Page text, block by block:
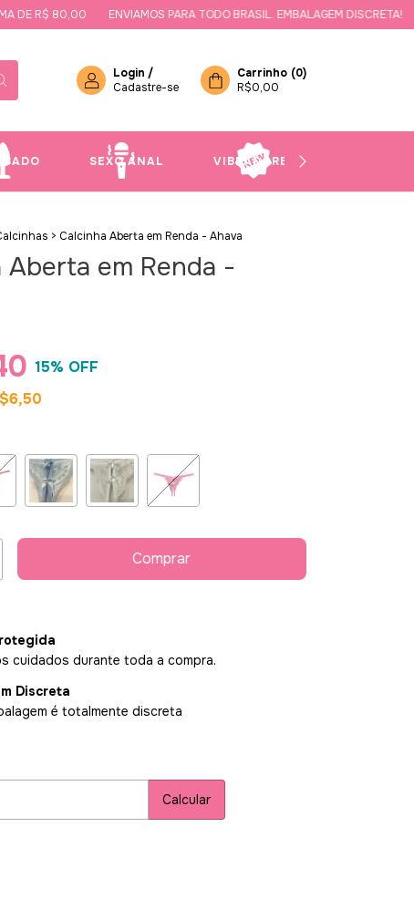
R$ 80,00 ENVIAMOS PARA TODO BRASIL. EMBALAGEM DISCRETA!
Login /
Cadastre-se
Carrinho (0)
R$0,00
SADO SEXO ANAL VIBRADORES
> Calcinha Aberta em Renda - Ahava
Aberta em Renda -
15% OFF
cuidados durante toda a compra.
Discreta
é totalmente discreta
Calcular